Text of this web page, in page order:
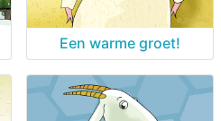
Een warme groet!